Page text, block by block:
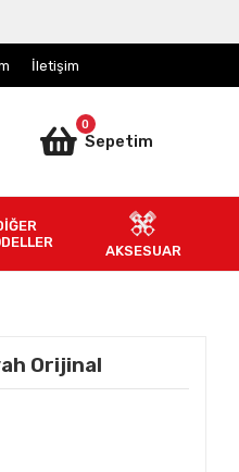
İletişim
0
Sepetim
AKSESUAR
Orijinal